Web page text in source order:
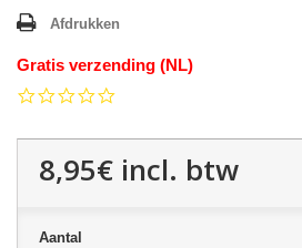
Afdrukken
Gratis verzending (NL)
8,95€ incl. btw
Aantal